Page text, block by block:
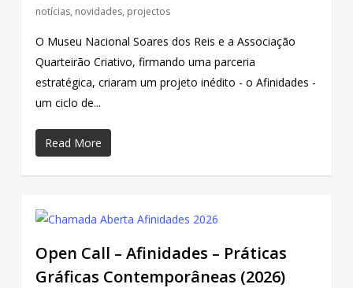
notícias, novidades, projectos
O Museu Nacional Soares dos Reis e a Associação
Quarteirão Criativo, firmando uma parceria
estratégica, criaram um projeto inédito - o Afinidades -
um ciclo de...
Read More
Open Call – Afinidades – Práticas
Gráficas Contemporâneas (2026)